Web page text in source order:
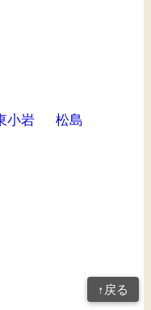
小岩
松島
↑戻る